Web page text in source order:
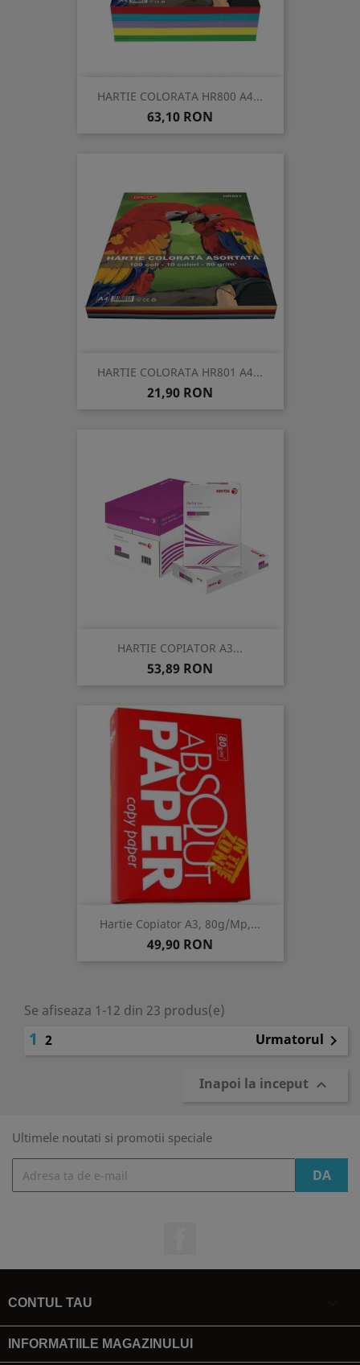
HARTIE COLORATA HR800 A4...
Pret
63,10 RON
HARTIE COLORATA HR801 A4...
Pret
21,90 RON
HARTIE COPIATOR A3...
Pret
53,89 RON
Hartie Copiator A3, 80g/mp,...
Pret
49,90 RON
Se afiseaza 1-12 din 23 produs(e)
1 2 Urmatorul 
Inapoi la inceput 
Ultimele noutati si promotii speciale
CONTUL TAU
INFORMATIILE MAGAZINULUI